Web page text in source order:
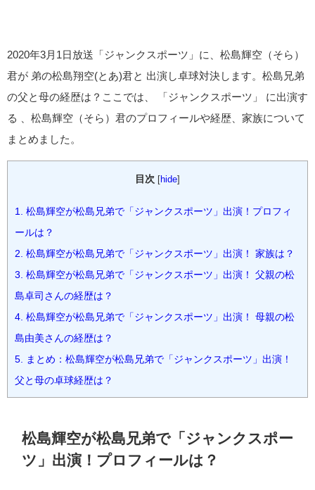
2020年3月1日放送「ジャンクスポーツ」に、松島輝空（そら）
君が 弟の松島翔空(とあ)君と 出演し卓球対決します。松島兄弟
の父と母の経歴は？ここでは、 「ジャンクスポーツ」 に出演す
る 、松島輝空（そら）君のプロフィールや経歴、家族について
まとめました。
目次 hide
1. 松島輝空が松島兄弟で「ジャンクスポーツ」出演！プロフィ
ールは？
2. 松島輝空が松島兄弟で「ジャンクスポーツ」出演！ 家族は？
3. 松島輝空が松島兄弟で「ジャンクスポーツ」出演！ 父親の松
島卓司さんの経歴は？
4. 松島輝空が松島兄弟で「ジャンクスポーツ」出演！ 母親の松
島由美さんの経歴は？
5. まとめ：松島輝空が松島兄弟で「ジャンクスポーツ」出演！
父と母の卓球経歴は？
松島輝空が松島兄弟で「ジャンクスポー
ツ」出演！プロフィールは？